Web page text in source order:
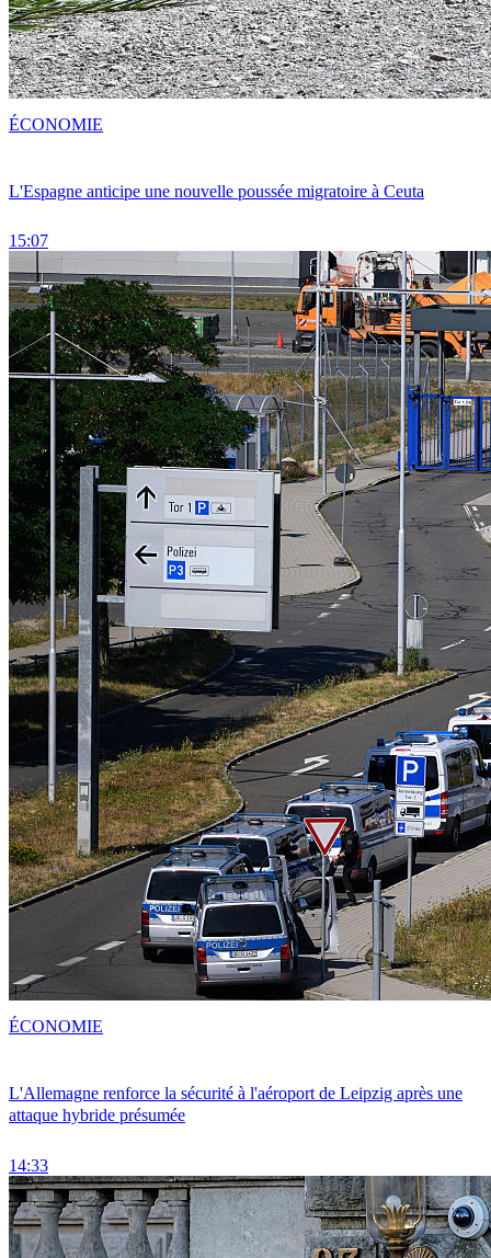
L'Espagne anticipe une nouvelle poussée migratoire à Ceuta
15:07
ÉCONOMIE
L'Allemagne renforce la sécurité à l'aéroport de Leipzig après une
attaque hybride présumée
14:33
ÉCONOMIE